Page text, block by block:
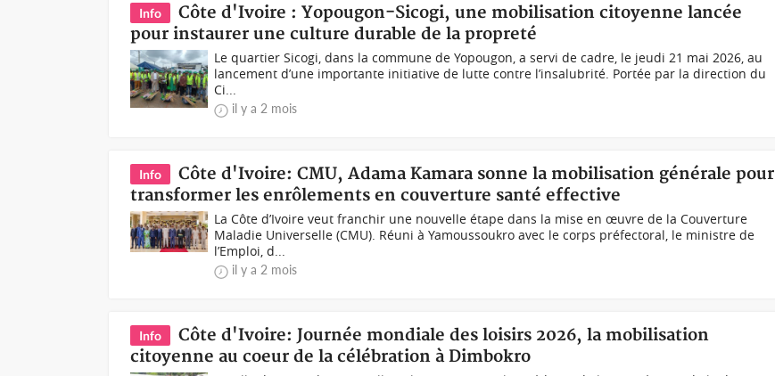
Info
Côte d'Ivoire : Yopougon-Sicogi, une mobilisation citoyenne lancée
pour instaurer une culture durable de la propreté
Le quartier Sicogi, dans la commune de Yopougon, a servi de cadre, le jeudi 21 mai 2026, au
lancement d’une importante initiative de lutte contre l’insalubrité. Portée par la direction du
Ci...
il y a 2 mois
Info
Côte d'Ivoire: CMU, Adama Kamara sonne la mobilisation générale pour
transformer les enrôlements en couverture santé effective
La Côte d’Ivoire veut franchir une nouvelle étape dans la mise en œuvre de la Couverture
Maladie Universelle (CMU). Réuni à Yamoussoukro avec le corps préfectoral, le ministre de
l’Emploi, d...
il y a 2 mois
Info
Côte d'Ivoire: Journée mondiale des loisirs 2026, la mobilisation
citoyenne au coeur de la célébration à Dimbokro